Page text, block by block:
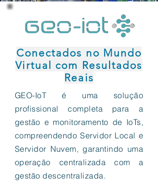
Conectados no Mundo
Virtual com Resultados
Reais
GEO-IoT é uma solução
profissional completa para a
gestão e monitoramento de IoTs,
compreendendo Servidor Local e
Servidor Nuvem, garantindo uma
operação centralizada com a
gestão descentralizada.